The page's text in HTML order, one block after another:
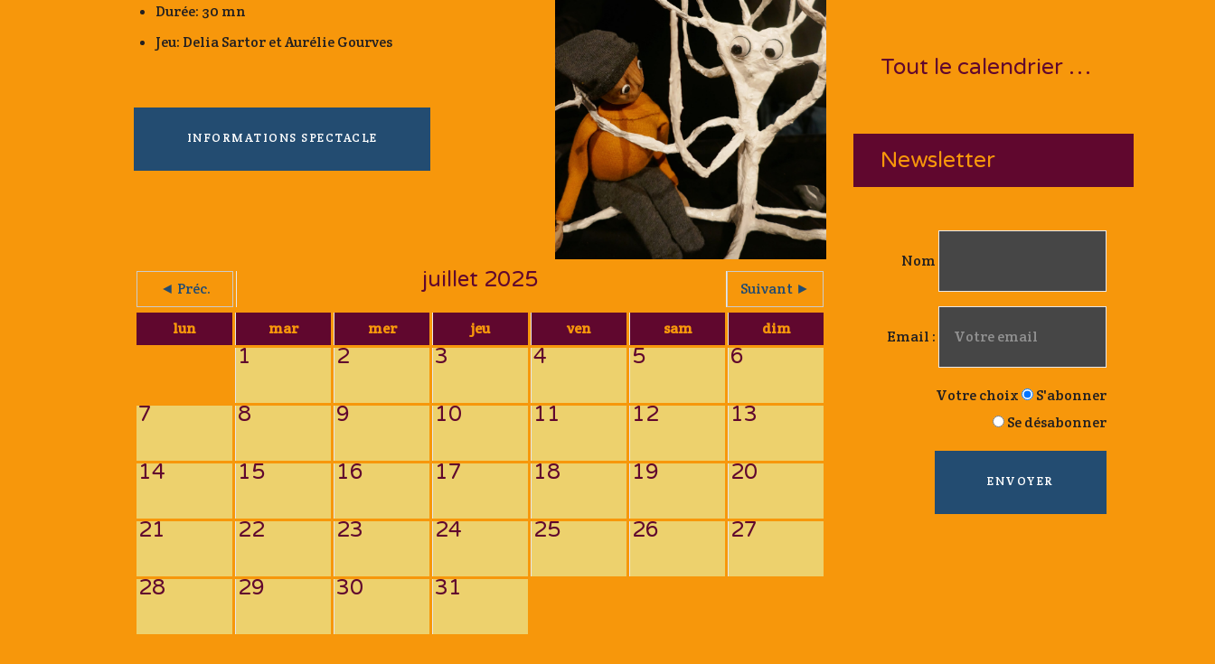
Durée: 30 mn
Jeu: Delia Sartor et Aurélie Gourves
INFORMATIONS SPECTACLE
◄ Préc. juillet 2025 Suivant ►
lun mar mer jeu ven sam dim
1 2 3 4 5 6
7 8 9 10 11 12 13
14 15 16 17 18 19 20
21 22 23 24 25 26 27
28 29 30 31
Tout le calendrier …
Newsletter
Nom
Email :
Votre choix
S'abonner
Se désabonner